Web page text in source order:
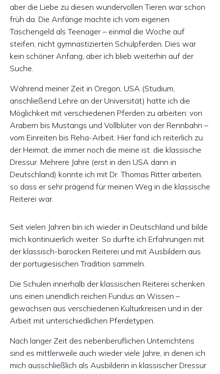
aber die Liebe zu diesen wundervollen Tieren war schon
früh da. Die Anfänge machte ich vom eigenen
Taschengeld als Teenager – einmal die Woche auf
steifen, nicht gymnastizierten Schulpferden. Dies war
kein schöner Anfang, aber ich blieb weiterhin auf der
Suche.
Während meiner Zeit in Oregon, USA (Studium,
anschließend Lehre an der Universität) hatte ich die
Möglichkeit mit verschiedenen Pferden zu arbeiten: von
Arabern bis Mustangs und Vollblüter von der Rennbahn –
vom Einreiten bis Reha-Arbeit. Hier fand ich reiterlich zu
der Heimat, die immer noch die meine ist: die klassische
Dressur. Mehrere Jahre (erst in den USA dann in
Deutschland) konnte ich mit Dr. Thomas Ritter arbeiten,
so dass er sehr prägend für meinen Weg in die klassische
Reiterei war.
Seit vielen Jahren bin ich wieder in Deutschland und bilde
mich kontinuierlich weiter. So durfte ich Erfahrungen mit
der klassisch-barocken Reiterei und mit Ausbildern aus
der portugiesischen Tradition sammeln.
Die Schulen innerhalb der klassischen Reiterei schenken
uns einen unendlich reichen Fundus an Wissen –
gewachsen aus verschiedenen Kulturkreisen und in der
Arbeit mit unterschiedlichen Pferdetypen.
Nach langer Zeit des nebenberuflichen Unterrichtens
sind es mittlerweile auch wieder viele Jahre, in denen ich
mich ausschließlich als Ausbilderin in klassischer Dressur